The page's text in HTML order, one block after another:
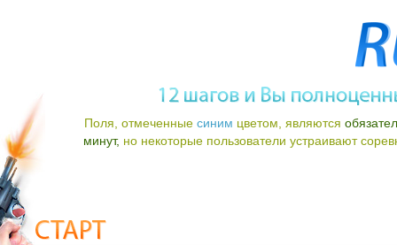
Поля, отмеченные синим цветом, являются
минут, но некоторые пользователи устраивают